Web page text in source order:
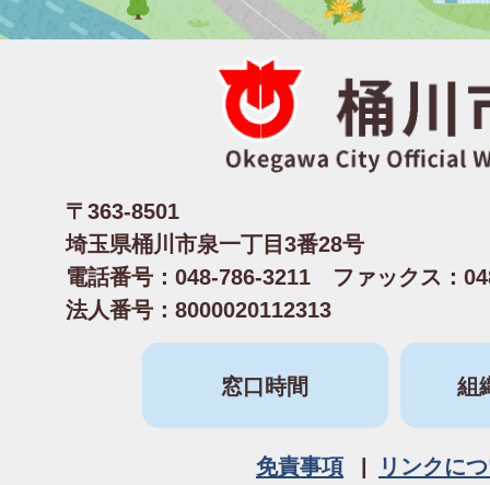
〒363-8501
埼玉県桶川市泉一丁目3番28号
電話番号：048-786-3211 ファックス：
法人番号：8000020112313
窓口時間 組
免責事項
リンクに